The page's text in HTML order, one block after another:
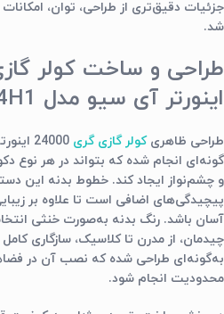
جزئیات دقیق‌تری از طراحی، توان،
شد.
اینورتر آی سیو مدل I’save-P24H1
طراحی ظاهریکولر گازی گری
گونه‌ای انجام شده که بتواند در هر نوع
و چشم‌نواز ایجاد کند. خطوط بدنه این
پیچیدگی‌های اضافی است تا علاوه بر
آسان باشد. رنگ بدنه به‌صورت خنثی
چیدمان، از مدرن تا کلاسیک، سازگاری
به‌گونه‌ای طراحی شده که نصب آن در
محدودیت انجام شود.